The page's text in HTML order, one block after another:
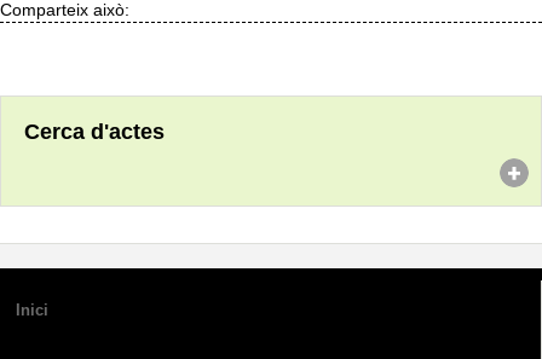
Comparteix això:
Cerca d'actes
Inici